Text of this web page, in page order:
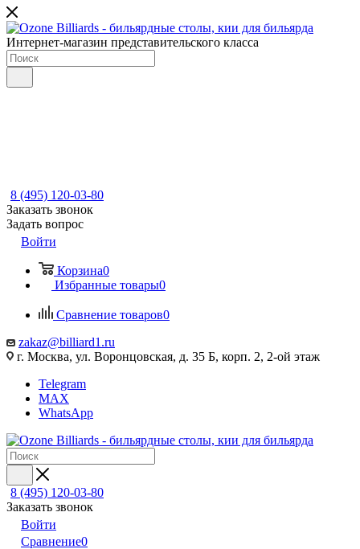
Интернет-магазин представительского класса
8 (495) 120-03-80
Заказать звонок
Задать вопрос
Войти
Корзина0
Избранные товары0
Сравнение товаров0
zakaz@billiard1.ru
г. Москва, ул. Воронцовская, д. 35 Б, корп. 2, 2-ой этаж
Telegram
MAX
WhatsApp
8 (495) 120-03-80
Заказать звонок
Войти
Сравнение0